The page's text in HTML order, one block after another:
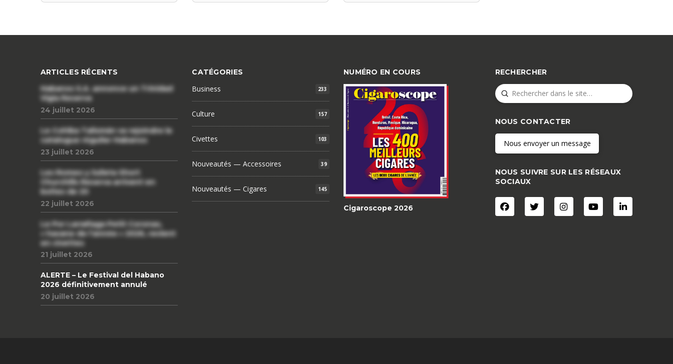
ARTICLES RÉCENTS
Habanos S.A. annonce un Trinidad
Vigia Reserva
24 juillet 2026
Le Cohiba Talismán va rejoindre le
catalogue régulier Habanos
23 juillet 2026
Les Romeo y Julieta Short
Churchills Reserva arrivent en
boîtes de 20
22 juillet 2026
Le Por Larrañaga Petit Coronas,
« havane de l’année » 2026, revient
en civettes
21 juillet 2026
ALERTE – Le Festival del Habano
2026 définitivement annulé
20 juillet 2026
CATÉGORIES
Business 233
Culture 157
Civettes 103
Nouveautés — Accessoires 39
Nouveautés — Cigares 145
NUMÉRO EN COURS
Cigaroscope 2026
RECHERCHER
Search
Submit
NOUS CONTACTER
Nous envoyer un message
NOUS SUIVRE SUR LES RÉSEAUX
SOCIAUX